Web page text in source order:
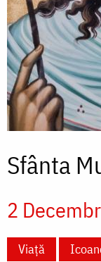
Sfânta
2
Viață